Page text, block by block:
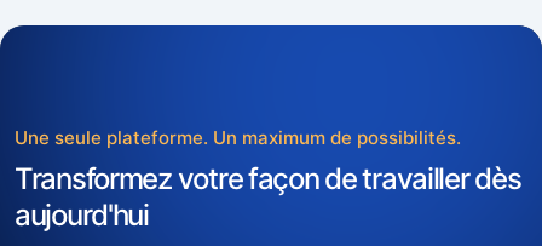
Une seule plateforme. Un maximum de possibilités.
Transformez votre façon de travailler dès
aujourd'hui